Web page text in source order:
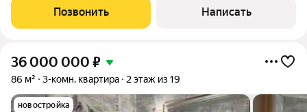
Позвонить Написать
36 000 000 ₽
86 м² 3-комн. квартира 2 этаж из 19
новостройка